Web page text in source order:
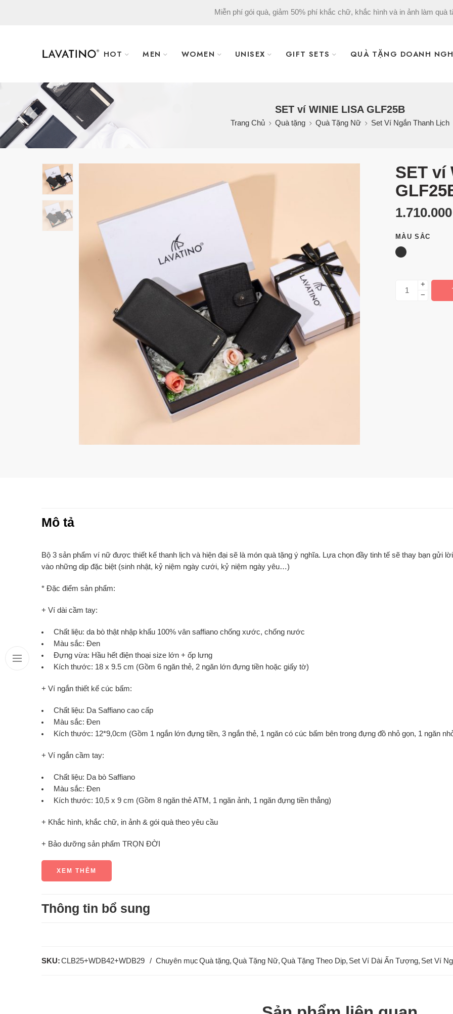
Miễn phí gói quà, giảm 50% phí khắc chữ, khắc hình và in ảnh làm quà
HOT MEN WOMEN UNISEX GIFT SETS QUÀ TẶNG DOANH
SET ví WINIE LISA GLF25B
Trang Chủ Quà tặng Quà Tặng Nữ Set Ví Ngắn Thanh Lịch
SET ví
MÀU SẮC
+
−
Mô tả
Bộ 3 sản phẩm ví nữ được thiết kế thanh lịch và hiện đại sẽ là món quà tặng ý nghĩa. Lựa chọn đầy tinh tế sẽ thay bạn gửi
vào những dịp đặc biệt (sinh nhật, kỷ niệm ngày cưới, kỷ niệm ngày yêu…)
* Đặc điểm sản phẩm:
+ Ví dài cầm tay:
Chất liệu: da bò thật nhập khẩu 100% vân saffiano chống xước, chống nước
Màu sắc: Đen
Đựng vừa: Hầu hết điện thoại size lớn + ốp lưng
Kích thước: 18 x 9.5 cm (Gồm 6 ngăn thẻ, 2 ngăn lớn đựng tiền hoặc giấy tờ)
+ Ví ngắn thiết kế cúc bấm:
Chất liệu: Da Saffiano cao cấp
Màu sắc: Đen
Kích thước: 12*9,0cm (Gồm 1 ngắn lớn đựng tiền, 3 ngắn thẻ, 1 ngăn có cúc bấm bên trong đựng đồ nhỏ gọn, 1 ngăn
+ Ví ngắn cầm tay:
Chất liệu: Da bò Saffiano
Màu sắc: Đen
Kích thước: 10,5 x 9 cm (Gồm 8 ngăn thẻ ATM, 1 ngăn ảnh, 1 ngăn đựng tiền thẳng)
+ Khắc hình, khắc chữ, in ảnh & gói quà theo yêu cầu
+ Bảo dưỡng sản phẩm TRỌN ĐỜI
XEM THÊM
Thông tin bổ sung
SKU:CLB25+WDB42+WDB29 Chuyên mụcQuà tặng,Quà Tặng Nữ,Quà Tặng Theo Dịp, Set Ví Dài Ấn Tượng, Set Ví